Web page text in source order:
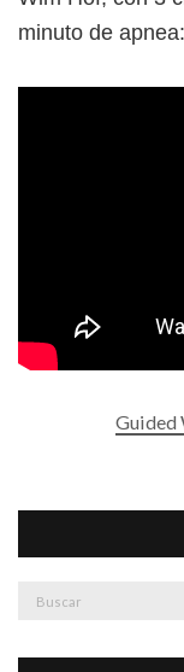
minuto de apnea:
Buscar: